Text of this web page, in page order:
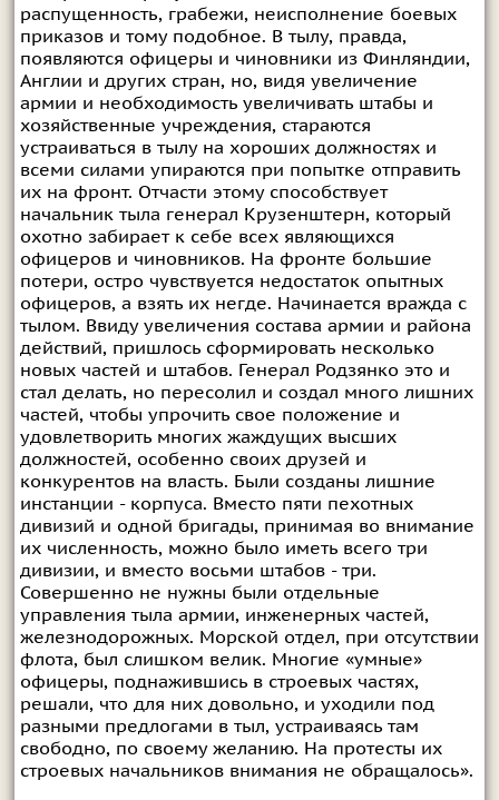
распущенность, грабежи, неисполнение боевых
приказов и тому подобное. В тылу, правда,
появляются офицеры и чиновники из Финляндии,
Англии и других стран, но, видя увеличение
армии и необходимость увеличивать штабы и
хозяйственные учреждения, стараются
устраиваться в тылу на хороших должностях и
всеми силами упираются при попытке отправить
их на фронт. Отчасти этому способствует
начальник тыла генерал Крузенштерн, который
охотно забирает к себе всех являющихся
офицеров и чиновников. На фронте большие
потери, остро чувствуется недостаток опытных
офицеров, а взять их негде. Начинается вражда с
тылом. Ввиду увеличения состава армии и района
действий, пришлось сформировать несколько
новых частей и штабов. Генерал Родзянко это и
стал делать, но пересолил и создал много лишних
частей, чтобы упрочить свое положение и
удовлетворить многих жаждущих высших
должностей, особенно своих друзей и
конкурентов на власть. Были созданы лишние
инстанции - корпуса. Вместо пяти пехотных
дивизий и одной бригады, принимая во внимание
их численность, можно было иметь всего три
дивизии, и вместо восьми штабов - три.
Совершенно не нужны были отдельные
управления тыла армии, инженерных частей,
железнодорожных. Морской отдел, при отсутствии
флота, был слишком велик. Многие «умные»
офицеры, поднажившись в строевых частях,
решали, что для них довольно, и уходили под
разными предлогами в тыл, устраиваясь там
свободно, по своему желанию. На протесты их
строевых начальников внимания не обращалось».